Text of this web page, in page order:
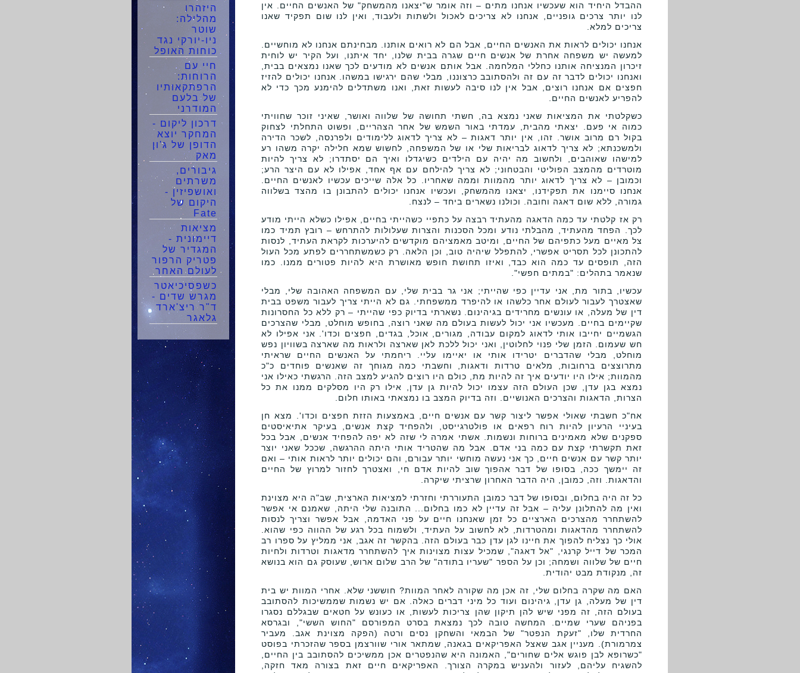
ההבדל היחיד הוא שעכשיו אנחנו מתים – וזה אומר ש"יצאנו מהמשחק" של האנשים החיים. אין
לנו יותר צרכים גופניים, אנחנו לא צריכים לאכול ולשתות ולעבוד, ואין לנו שום תפקיד שאנו
צריכים למלא.
אנחנו יכולים לראות את האנשים החיים, אבל הם לא רואים אותנו. מבחינתם אנחנו לא מוחשיים.
למעשה יש משפחה אחרת של אנשים חיים שגרה בבית שלנו, יחד איתנו, ועל הקיר יש לוחית
זיכרון המנציחה אותנו כחללי המלחמה. אבל אותם אנשים לא מודעים לכך שאנו נמצאים בבית,
ואנחנו יכולים לדבר זה עם זה ולהסתובב כרצוננו, מבלי שהם ירגישו במשהו. אנחנו יכולים להזיז
חפצים אם אנחנו רוצים, אבל אין לנו סיבה לעשות זאת, ואנו משתדלים להימנע מכך כדי לא
להפריע לאנשים החיים.
כשקלטתי את המציאות שאני נמצא בה, חשתי תחושה של שלווה ואושר, שאיני זוכר שחוויתי
כמוה אי פעם. יצאתי מהבית, עמדתי באור השמש של אחר הצהריים, ופשוט התחלתי לצחוק
בקול רם מרוב אושר. זהו, אין יותר דאגות – לא צריך לדאוג ללימודים ולפרנסה, לשכר הדירה
ולמשכנתא; לא צריך לדאוג לבריאות שלי או של המשפחה, לחשוש שמא חלילה יקרה משהו רע
למישהו שאוהבים, ולחשוב מה יהיה עם הילדים כשיגדלו ואיך הם יסתדרו; לא צריך להיות
מוטרדים מהמצב הפוליטי והבטחוני; לא צריך להילחם עם אף אחד, אפילו לא עם היצר הרע;
וכמובן – לא צריך לדאוג יותר מהמוות וממה שאחריו. כל אלה שייכים עכשיו לאנשים החיים.
אנחנו סיימנו את תפקידנו, יצאנו מהמשחק, ועכשיו אנחנו יכולים להתבונן בו מהצד בשלווה
גמורה, ללא שום דאגה וחובה. וכולנו נשארים ביחד – לנצח.
רק אז קלטתי עד כמה הדאגה מהעתיד רבצה על כתפיי כשהייתי בחיים, אפילו כשלא הייתי מודע
לכך. הפחד מהעתיד, מהבלתי נודע ומכל הסכנות והצרות שעלולות להתרחש – רובץ תמיד כמו
צל מאיים מעל כתפיהם של החיים, ומיטב מאמציהם מוקדשים להיערכות לקראת העתיד, לנסות
להתכונן לכל תסריט אפשרי, להתפלל שיהיה טוב, וכן הלאה. רק כשמשתחררים לפתע מכל העול
הזה, תופסים עד כמה הוא כבד, ואיזו תחושת חופש מאושרת היא להיות פטורים ממנו. כמו
שנאמר בתהלים: "במתים חפשי".
עכשיו, בתור מת, אני עדיין כפי שהייתי; אני גר בבית שלי, עם המשפחה האהובה שלי, מבלי
שאצטרך לעבור לעולם אחר כלשהו או להיפרד ממשפחתי. גם לא הייתי צריך לעבור משפט בבית
דין של מעלה, או עונשים מחרידים בגיהינום. נשארתי בדיוק כפי שהייתי – רק ללא כל החסרונות
שקיימים בחיים. מעכשיו אני יכול לעשות בעולם מה שאני רוצה, בחופש מוחלט, מבלי שהצרכים
הגשמיים יחייבו אותי לדאוג למקום עבודה, מגורים, אוכל, בגדים, חפצים וכדו'. אני אפילו לא
חש שעמום. הזמן שלי פנוי לחלוטין, ואני יכול ללכת לאן שארצה ולראות מה שארצה בשוויון נפש
מוחלט, מבלי שהדברים יטרידו אותי או יאיימו עליי. ריחמתי על האנשים החיים שראיתי
מתרוצצים ברחובות, מלאים טרדות ודאגות, וחשבתי כמה מגוחך זה שאנשים פוחדים כ"כ
מהמוות; אילו היו יודעים איך זה להיות מת, כולם היו רוצים להגיע למצב הזה. הרגשתי כאילו אני
נמצא בגן עדן, שכן העולם הזה עצמו יכול להיות גן עדן, אילו רק היו מסלקים ממנו את כל
הצרות, הדאגות והצרכים האנושיים. וזה בדיוק המצב בו נמצאתי באותו חלום.
אח"כ חשבתי שאולי אפשר ליצור קשר עם אנשים חיים, באמצעות הזזת חפצים וכדו'. מצא חן
בעיניי הרעיון להיות רוח רפאים או פולטרגייסט, ולהפחיד קצת אנשים, בעיקר אתיאיסטים
ספקנים שלא מאמינים ברוחות ונשמות. אשתי אמרה לי שזה לא יפה להפחיד אנשים, אבל בכל
זאת תקשרתי קצת עם כמה בני אדם. אבל מה שהטריד אותי היתה ההרגשה, שככל שאני יוצר
יותר קשר עם אנשים חיים, כך אני נעשה מוחשי יותר עבורם, והם יכולים יותר לראות אותי – ואם
זה יימשך ככה, בסופו של דבר אהפוך שוב להיות אדם חי, ואצטרך לחזור למרוץ של החיים
והדאגות. וזה, כמובן, היה הדבר האחרון שרציתי שיקרה.
כל זה היה בחלום, ובסופו של דבר כמובן התעוררתי וחזרתי למציאות הארצית, שב"ה היא מצוינת
ואין מה להתלונן עליה – אבל זה עדיין לא כמו בחלום... התובנה שלי היתה, שאמנם אי אפשר
להשתחרר מהצרכים הארציים כל זמן שאנחנו חיים על פני האדמה, אבל אפשר וצריך לנסות
להשתחרר מהדאגות ומהטרדות, לא לחשוב על העתיד, ולשמוח בכל רגע של ההווה כפי שהוא.
אולי כך נצליח להפוך את חיינו לגן עדן כבר בעולם הזה. בהקשר זה אגב, אני ממליץ על ספרו רב
המכר של דייל קרנגי, "אל דאגה", שמכיל עצות מצוינות איך להשתחרר מדאגות וטרדות ולחיות
חיים של שלווה ושמחה; וכן על הספר "שעריו בתודה" של הרב שלום ארוש, שעוסק גם הוא בנושא
זה, מנקודת מבט יהודית.
האם מה שקרה בחלום שלי, זה אכן מה שקורה לאחר המוות? חוששני שלא. אחרי המוות יש בית
דין של מעלה, גן עדן, גיהינום ועוד כל מיני דברים כאלה. אם יש נשמות שממשיכות להסתובב
בעולם הזה, זה מפני שיש להן תיקון שהן צריכות לעשות, או כעונש על חטאים שבגללם נסגרו
בפניהם שערי שמיים. המחשה טובה לכך נמצאת בסרט המפורסם "החוש הששי", ובגרסא
החרדית שלו, "זעקת הנפטר" של הבמאי והשחקן נסים ורטה (הפקה מצוינת אגב. מעביר
צמרמורת). מעניין אגב שאצל האפריקאים בגאנה, שמתאר אורי שוורצמן בספר שהזכרתי בפוסט
"כשרופא לבן פוגש אלים שחורים", האמונה היא שהנפטרים אכן ממשיכים להסתובב בין החיים,
להשגיח עליהם, לעזור ולהעניש במקרה הצורך. האפריקאים חיים זאת בצורה מאד חזקה,
היזהרו
מהלילה:
שוטר
ניו-יורקי נגד
כוחות האופל
חיי עם
הרוחות:
הרפתקאותיו
של בלעם
המודרני
דרכון ליקום -
המחקר יוצא
הדופן של ג'ון
מאק
גיבורים,
משרתים
ואושפיזין -
היקום של
Fate
מציאות
דיימונית -
המגדיר של
פטריק הרפור
לעולם האחר
כשפסיכיאטר
מגרש שדים -
ד"ר ריצ'ארד
גלאגר